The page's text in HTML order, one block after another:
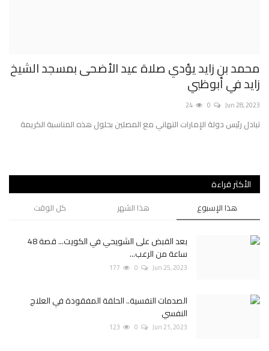
محمد بن زايد يؤدي صلاة عيد الأضحى بمسجد الشيخ
زايد في أبوظبي
Jun 28, 2023
0
24
تبادل رئيس دولة الإمارات التهاني مع المصلين بحلول هذه المناسبة الكريمة
الأكثر قراءة
هذا الإسبوع هذا الشهر كل الوقت
بعد القبض على الشويحي في الكويت... قصة 48
ساعة من الرعب...
Jun 25, 2023
0
177
الصدمات النفسية.. الحلقة المفقودة في العلاج
النفسي
Jun 21, 2023
0
123